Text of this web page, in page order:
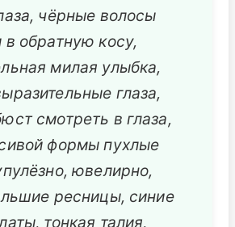
чёрные волосы
в обратную косу,
милая улыбка,
глаза,
смотреть в глаза,
формы пухлые
ювелирно,
ресницы, синие
тонкая талия,